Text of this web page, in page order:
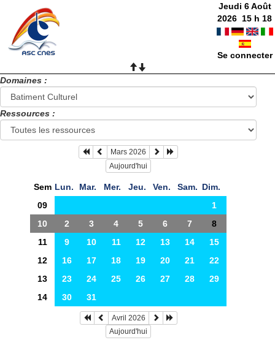
Jeudi 6 Août
2026 15 h 18
Se connecter
Domaines :
Ressources :
Mars 2026
Aujourd'hui
Sem Lun. Mar. Mer. Jeu. Ven. Sam. Dim.
09
1
10
2 3 4 5 6 7
8
11
9 10 11 12 13 14
15
12
16 17 18 19 20 21
22
13
23 24 25 26 27 28
29
14
30 31
Avril 2026
Aujourd'hui